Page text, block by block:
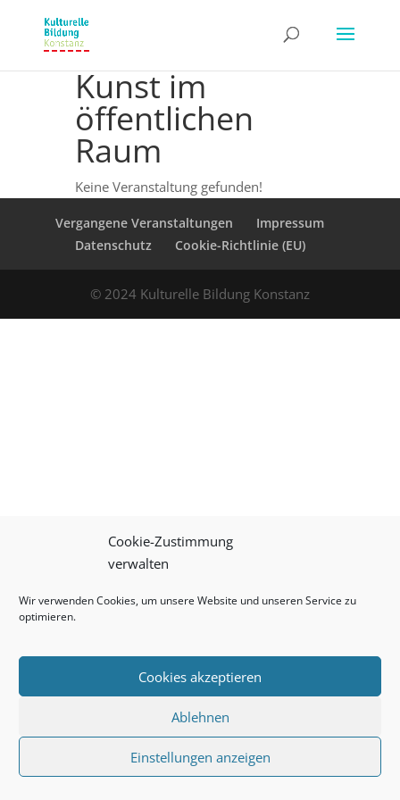
Cookie-Zustimmung
verwalten
Wir verwenden Cookies, um unsere Website und unseren Service zu
optimieren.
Cookies akzeptieren
Ablehnen
Einstellungen anzeigen
Kunst im
öffentlichen
Raum
Keine Veranstaltung gefunden!
Vergangene Veranstaltungen
Impressum
Datenschutz
Cookie-Richtlinie (EU)
© 2024 Kulturelle Bildung Konstanz